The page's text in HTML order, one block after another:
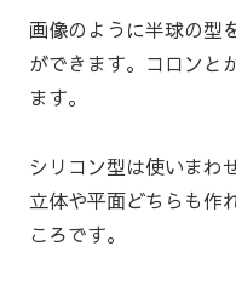
画像のように半球の型
ができます。コロンと
ます。
シリコン型は使いまわ
立体や平面どちらも作
ころです。